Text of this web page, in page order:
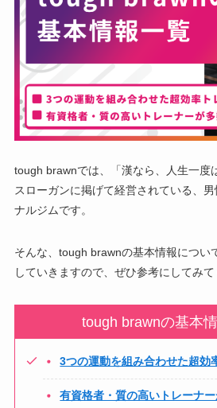
tough brawnでは、「漢なら、人生一度
スローガンに掲げて経営されている、
ナルジムです。
そんな、tough brawnの基本情報につい
していきますので、ぜひ参考にしてみて
tough brawnの基本
3つの運動を組み合わせた超効
有資格者・質の高いトレーナ